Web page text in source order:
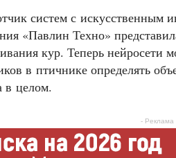
систем с искусственным
«Павлин Техно»
кур. Теперь нейросети
в птичнике определять
в целом.
- Реклама